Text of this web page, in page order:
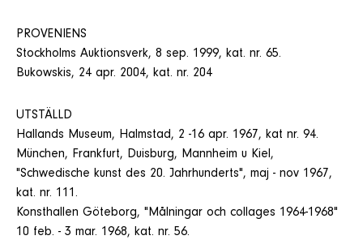
PROVENIENS
Stockholms Auktionsverk, 8 sep. 1999, kat. nr. 65.
Bukowskis, 24 apr. 2004, kat. nr. 204
UTSTÄLLD
Hallands Museum, Halmstad, 2 -16 apr. 1967, kat nr. 94.
München, Frankfurt, Duisburg, Mannheim u Kiel,
"Schwedische kunst des 20. Jahrhunderts", maj - nov 1967,
kat. nr. 111.
Konsthallen Göteborg, "Målningar och collages 1964-1968"
10 feb. - 3 mar. 1968, kat. nr. 56.